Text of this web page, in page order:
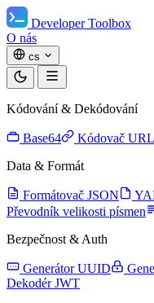
Developer Toolbox
O nás
cs
Kódování & Dekódování
Base64 Kódovač URL
Data & Formát
Formátovač JSON
Převodník velikosti písmen
Bezpečnost & Auth
Generátor UUID
Dekodér JWT